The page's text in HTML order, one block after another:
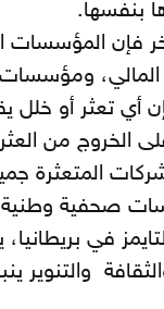
بنفسها.
فإن
أي تعثر أو
الخروج من
المتعثرة
صحفية
في
والتنوير